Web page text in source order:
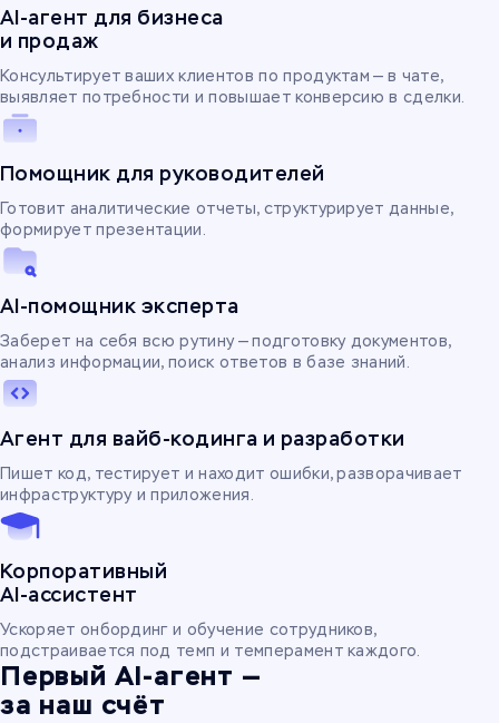
AI-агент для бизнеса
и продаж
Консультирует ваших клиентов по продуктам — в чате,
выявляет потребности и повышает конверсию в сделки.
Помощник для руководителей
Готовит аналитические отчеты, структурирует данные,
формирует презентации.
AI-помощник эксперта
Заберет на себя всю рутину — подготовку документов,
анализ информации, поиск ответов в базе знаний.
Агент для вайб-кодинга и разработки
Пишет код, тестирует и находит ошибки, разворачивает
инфраструктуру и приложения.
Корпоративный
AI-ассистент
Ускоряет онбординг и обучение сотрудников,
подстраивается под темп и темперамент каждого.
Первый AI-агент —
за наш счёт